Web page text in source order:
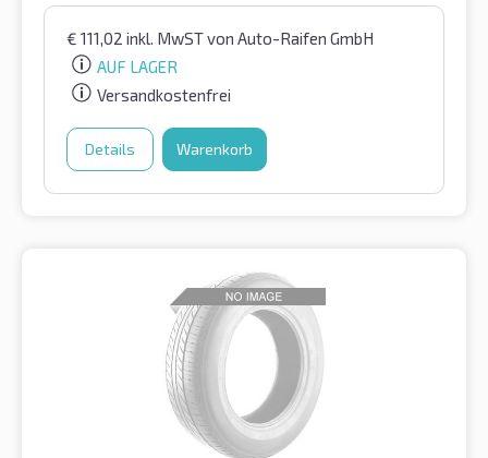
€ 111,02 inkl. MwSTvon Auto-Raifen GmbH
AUF LAGER
Versandkostenfrei
Details Warenkorb